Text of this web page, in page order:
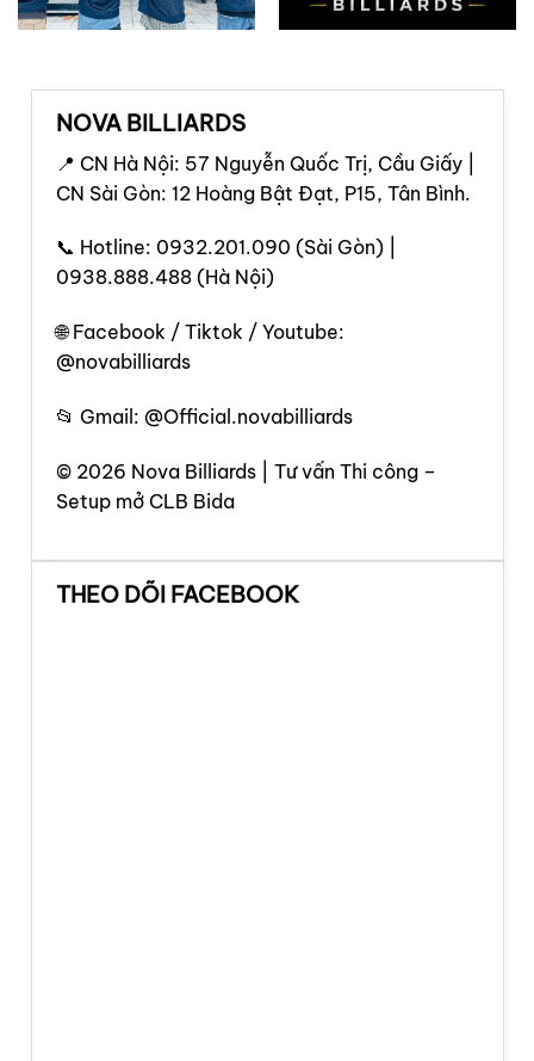
NOVA BILLIARDS
📍 CN Hà Nội: 57 Nguyễn Quốc Trị, Cầu Giấy |
CN Sài Gòn: 12 Hoàng Bật Đạt, P15, Tân Bình.
📞 Hotline: 0932.201.090 (Sài Gòn) |
0938.888.488 (Hà Nội)
🌐 Facebook / Tiktok / Youtube:
@novabilliards
📂 Gmail: @Official.novabilliards
© 2026 Nova Billiards | Tư vấn Thi công –
Setup mở CLB Bida
THEO DÕI FACEBOOK